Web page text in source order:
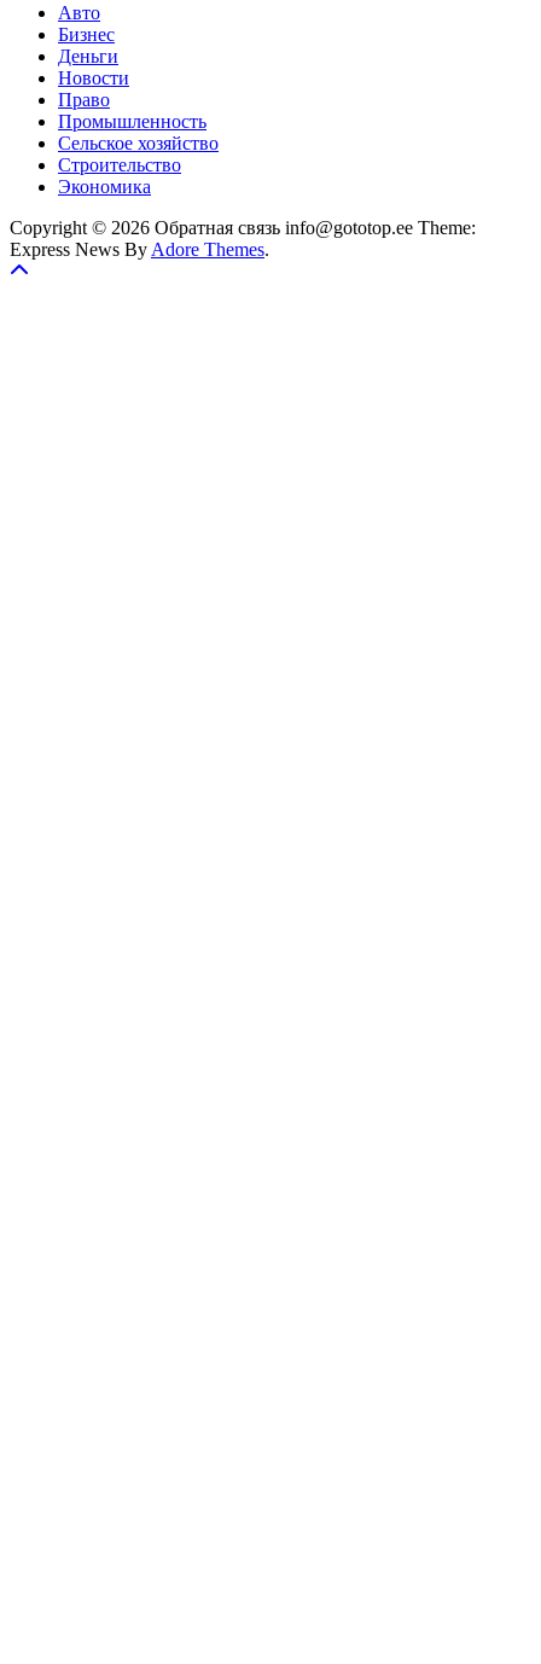
Авто
Бизнес
Деньги
Новости
Право
Промышленность
Сельское хозяйство
Строительство
Экономика
Copyright © 2026 Обратная связь info@gototop.ee Theme:
Express News By Adore Themes.